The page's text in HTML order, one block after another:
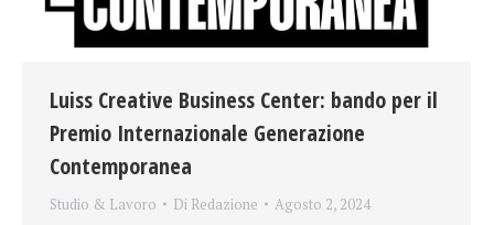
Luiss Creative Business Center: bando per il
Premio Internazionale Generazione
Contemporanea
Studio & Lavoro Di Redazione Agosto 2, 2024